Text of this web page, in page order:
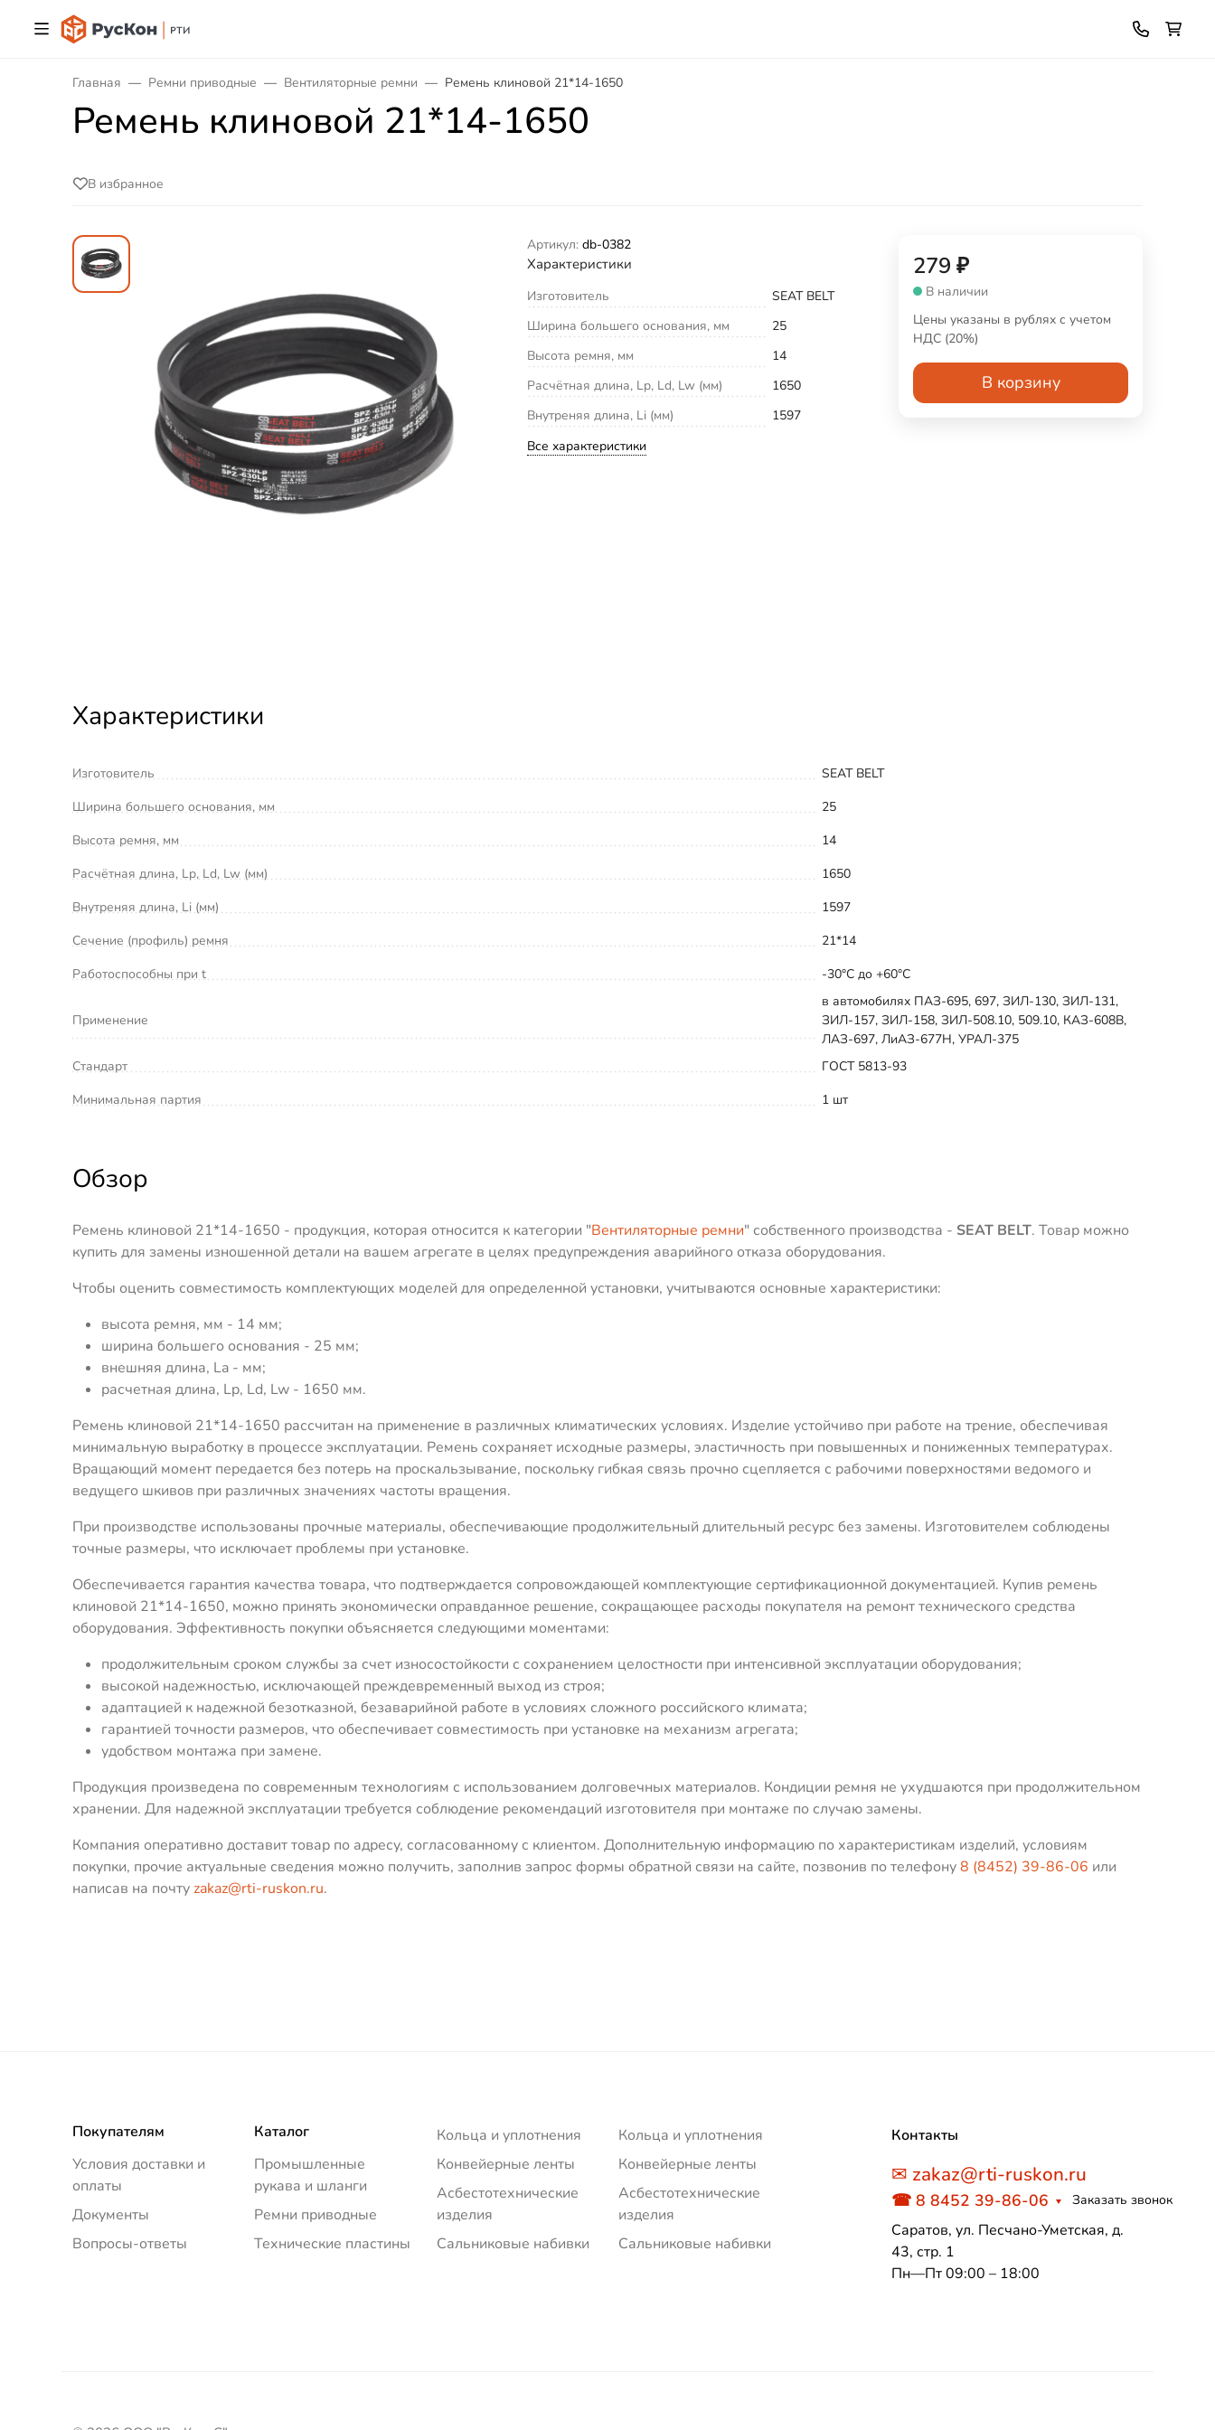
Главная Ремни приводные Вентиляторные ремни Ремень клиновой 21*14-1650
Ремень клиновой 21*14-1650
В избранное
Артикул: db-0382
Характеристики
Изготовитель
SEAT BELT
Ширина большего основания, мм
25
Высота ремня, мм
14
Расчётная длина, Lp, Ld, Lw (мм)
1650
Внутреняя длина, Li (мм)
1597
Все характеристики
279 ₽
В наличии
Цены указаны в рублях с учетом
НДС (20%)
В корзину
Характеристики
Изготовитель
SEAT BELT
Ширина большего основания, мм
25
Высота ремня, мм
14
Расчётная длина, Lp, Ld, Lw (мм)
1650
Внутреняя длина, Li (мм)
1597
Сечение (профиль) ремня
21*14
Работоспособны при t
-30°C до +60°C
Применение
в автомобилях ПАЗ-695, 697, ЗИЛ-130, ЗИЛ-131,
ЗИЛ-157, ЗИЛ-158, ЗИЛ-508.10, 509.10, КАЗ-608В,
ЛАЗ-697, ЛиАЗ-677Н, УРАЛ-375
Стандарт
ГОСТ 5813-93
Минимальная партия
1 шт
Обзор
Ремень клиновой 21*14-1650 - продукция, которая относится к категории "Вентиляторные ремни" собственного производства - SEAT BELT. Товар можно
купить для замены изношенной детали на вашем агрегате в целях предупреждения аварийного отказа оборудования.
Чтобы оценить совместимость комплектующих моделей для определенной установки, учитываются основные характеристики:
высота ремня, мм - 14 мм;
ширина большего основания - 25 мм;
внешняя длина, La - мм;
расчетная длина, Lp, Ld, Lw - 1650 мм.
Ремень клиновой 21*14-1650 рассчитан на применение в различных климатических условиях. Изделие устойчиво при работе на трение, обеспечивая
минимальную выработку в процессе эксплуатации. Ремень сохраняет исходные размеры, эластичность при повышенных и пониженных температурах.
Вращающий момент передается без потерь на проскальзывание, поскольку гибкая связь прочно сцепляется с рабочими поверхностями ведомого и
ведущего шкивов при различных значениях частоты вращения.
При производстве использованы прочные материалы, обеспечивающие продолжительный длительный ресурс без замены. Изготовителем соблюдены
точные размеры, что исключает проблемы при установке.
Обеспечивается гарантия качества товара, что подтверждается сопровождающей комплектующие сертификационной документацией. Купив ремень
клиновой 21*14-1650, можно принять экономически оправданное решение, сокращающее расходы покупателя на ремонт технического средства
оборудования. Эффективность покупки объясняется следующими моментами:
продолжительным сроком службы за счет износостойкости с сохранением целостности при интенсивной эксплуатации оборудования;
высокой надежностью, исключающей преждевременный выход из строя;
адаптацией к надежной безотказной, безаварийной работе в условиях сложного российского климата;
гарантией точности размеров, что обеспечивает совместимость при установке на механизм агрегата;
удобством монтажа при замене.
Продукция произведена по современным технологиям с использованием долговечных материалов. Кондиции ремня не ухудшаются при продолжительном
хранении. Для надежной эксплуатации требуется соблюдение рекомендаций изготовителя при монтаже по случаю замены.
Компания оперативно доставит товар по адресу, согласованному с клиентом. Дополнительную информацию по характеристикам изделий, условиям
покупки, прочие актуальные сведения можно получить, заполнив запрос формы обратной связи на сайте, позвонив по телефону8 (8452) 39-86-06 или
написав на почтуzakaz@rti-ruskon.ru.
Покупателям
Условия доставки и
оплаты
Документы
Вопросы-ответы
Каталог
Промышленные
рукава и шланги
Ремни приводные
Технические пластины
Кольца и уплотнения
Конвейерные ленты
Асбестотехнические
изделия
Сальниковые набивки
Кольца и уплотнения
Конвейерные ленты
Асбестотехнические
изделия
Сальниковые набивки
Контакты
✉ zakaz@rti-ruskon.ru
☎ 8 8452 39-86-06 Заказать звонок
Саратов, ул. Песчано-Уметская, д.
43, стр. 1
Пн—Пт 09:00 – 18:00